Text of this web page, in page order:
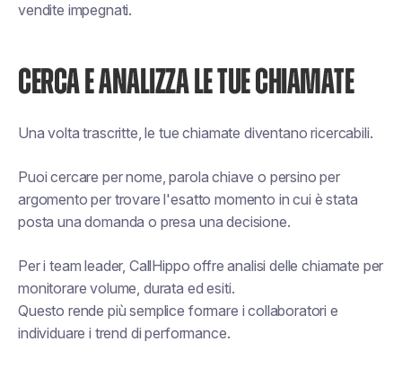
vendite impegnati.
CERCA E ANALIZZA LE TUE CHIAMATE
Una volta trascritte, le tue chiamate diventano ricercabili.
Puoi cercare per nome, parola chiave o persino per
argomento per trovare l'esatto momento in cui è stata
posta una domanda o presa una decisione.
Per i team leader, CallHippo offre analisi delle chiamate per
monitorare volume, durata ed esiti.
Questo rende più semplice formare i collaboratori e
individuare i trend di performance.